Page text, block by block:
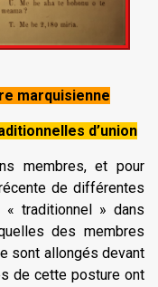
marquisienne
d’union
membres, et pour
de différentes
« traditionnel » dans
des membres
sont allongés devant
de cette posture ont